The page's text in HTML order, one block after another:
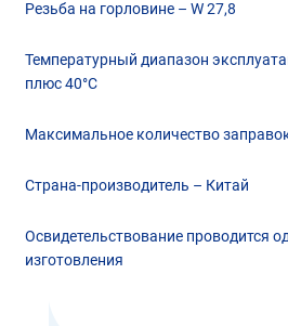
Резьба на горловине – W 27,8
Температурный диапазон
плюс 40°С
Максимальное количество
Страна-производитель – Китай
Освидетельствование проводится
изготовления